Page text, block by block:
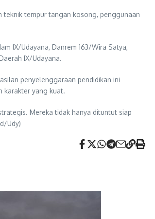
teknik tempur tangan kosong, penggunaan
IX/Udayana, Danrem 163/Wira Satya,
IX/Udayana.
penyelenggaraan pendidikan ini
karakter yang kuat.
Mereka tidak hanya dituntut siap
Udy)